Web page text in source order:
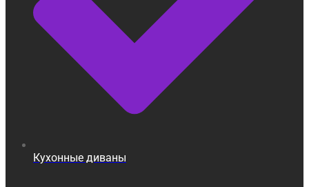
Кухонные диваны